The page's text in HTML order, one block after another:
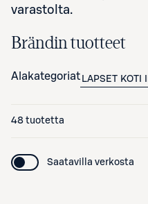
varastolta.
Brändin tuotteet
Alakategoriat LAPSET KOTI
48 tuotetta
Saatavilla verkosta